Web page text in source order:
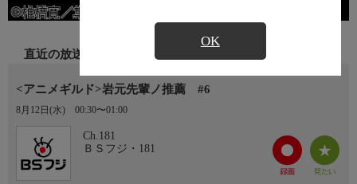
OK
直近の放送
<アニメギルド>岩元先輩ノ推薦 #6
8月12日(水) 00:30〜01:00
Ch.181
ＢＳフジ・181